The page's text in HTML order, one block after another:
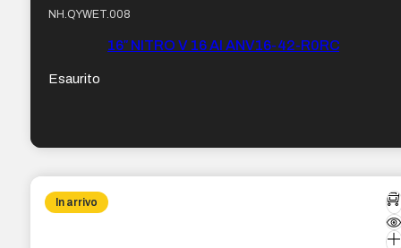
NH.QYWET.008
16″ NITRO V 16 AI ANV16-42-R0RC
Esaurito
In arrivo